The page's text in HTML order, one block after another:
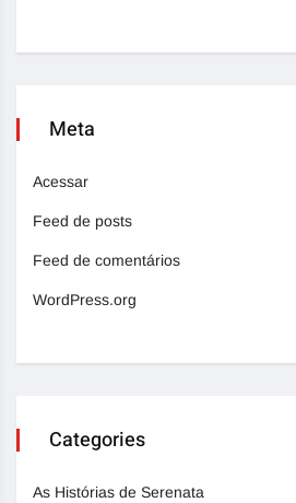
Meta
Acessar
Feed de posts
Feed de comentários
WordPress.org
Categories
As Histórias de Serenata